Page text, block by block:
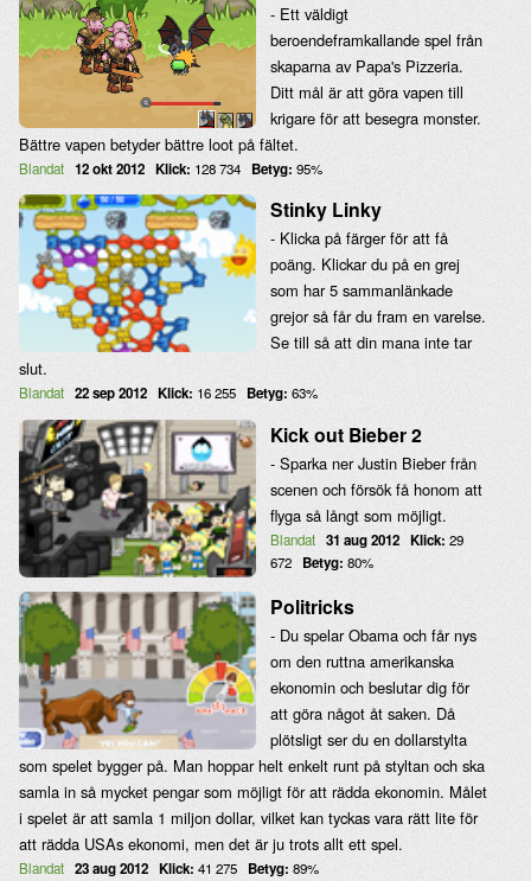
- Ett väldigt
beroendeframkallande spel från
skaparna av Papa's Pizzeria.
Ditt mål är att göra vapen till
krigare för att besegra monster.
Bättre vapen betyder bättre loot på fältet.
Blandat 12 okt 2012 Klick: 128 734 Betyg: 95%
Stinky Linky
- Klicka på färger för att få
poäng. Klickar du på en grej
som har 5 sammanlänkade
grejor så får du fram en varelse.
Se till så att din mana inte tar
slut.
Blandat 22 sep 2012 Klick: 16 255 Betyg: 63%
Kick out Bieber 2
- Sparka ner Justin Bieber från
scenen och försök få honom att
flyga så långt som möjligt.
Blandat 31 aug 2012 Klick: 29
672
Betyg: 80%
Politricks
- Du spelar Obama och får nys
om den ruttna amerikanska
ekonomin och beslutar dig för
att göra något åt saken. Då
plötsligt ser du en dollarstylta
som spelet bygger på. Man hoppar helt enkelt runt på styltan och ska
samla in så mycket pengar som möjligt för att rädda ekonomin. Målet
i spelet är att samla 1 miljon dollar, vilket kan tyckas vara rätt lite för
att rädda USAs ekonomi, men det är ju trots allt ett spel.
Blandat 23 aug 2012 Klick: 41 275 Betyg: 89%